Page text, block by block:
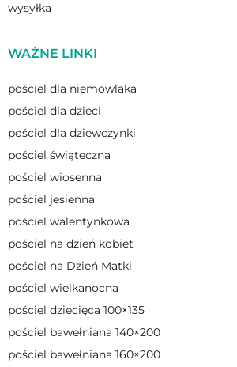
wysyłka
WAŻNE LINKI
pościel dla niemowlaka
pościel dla dzieci
pościel dla dziewczynki
pościel świąteczna
pościel wiosenna
pościel jesienna
pościel walentynkowa
pościel na dzień kobiet
pościel na Dzień Matki
pościel wielkanocna
pościel dziecięca 100×135
pościel bawełniana 140×200
pościel bawełniana 160×200